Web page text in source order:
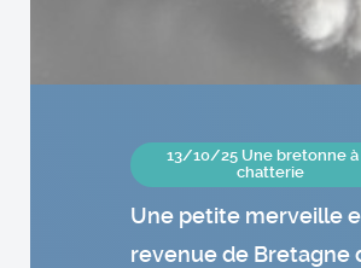
13/10/25 Une bretonne à
chatterie
Une petite merveille
revenue de Bretagne